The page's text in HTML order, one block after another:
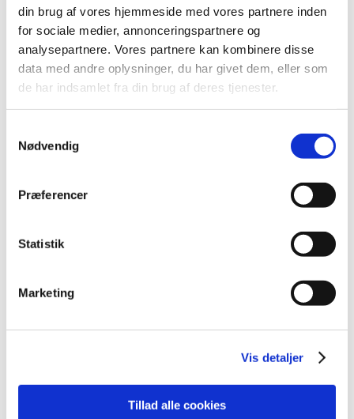
din brug af vores hjemmeside med vores partnere inden
for sociale medier, annonceringspartnere og
analysepartnere. Vores partnere kan kombinere disse
data med andre oplysninger, du har givet dem, eller som
de har indsamlet fra din brug af deres tjenester.
Nødvendig
Præferencer
Statistik
Marketing
Vis detaljer
Tillad alle cookies
Se filmen her: